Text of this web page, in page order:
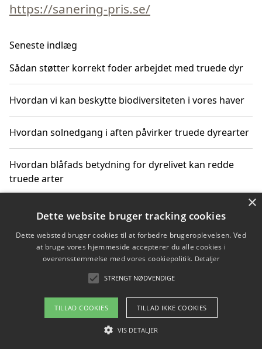
https://sanering-pris.se/
Seneste indlæg
Sådan støtter korrekt foder arbejdet med truede dyr
Hvordan vi kan beskytte biodiversiteten i vores haver
Hvordan solnedgang i aften påvirker truede dyrearter
Hvordan blåfads betydning for dyrelivet kan redde
truede arter
Hvordan kan gaver til unge voksne støtte bevarelsen
Copyright 2026 - Pilanto Aps
Om / kontakt
Blog Betingelser
×
Dette website bruger tracking cookies
Dette websted bruger cookies til at forbedre brugeroplevelsen. Ved
at bruge vores hjemmeside accepterer du alle cookies i
overensstemmelse med vores cookiepolitik. Detaljer
STRENGT NØDVENDIGE
TILLAD COOKIES TILLAD IKKE COOKIES
VIS DETALJER